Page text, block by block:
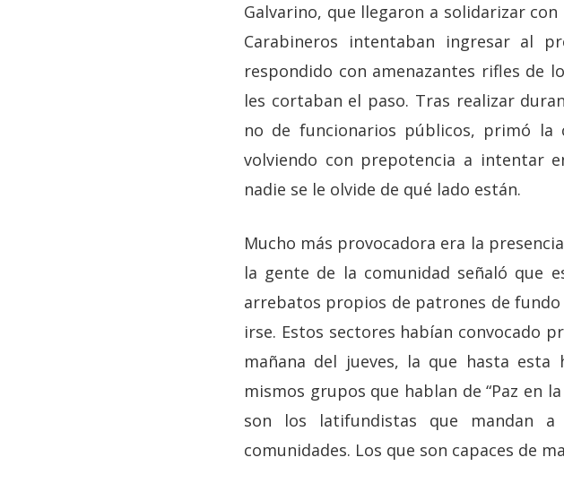
Galvarino, que llegaron a solidarizar
Carabineros intentaban ingresar al
respondido con amenazantes rifles de
les cortaban el paso. Tras realizar
no de funcionarios públicos, primó
volviendo con prepotencia a intentar
nadie se le olvide de qué lado están.
Mucho más provocadora era la
la gente de la comunidad señaló que
arrebatos propios de patrones de
irse. Estos sectores habían convocado
mañana del jueves, la que hasta
mismos grupos que hablan de “Paz en
son los latifundistas que mandan
comunidades. Los que son capaces de